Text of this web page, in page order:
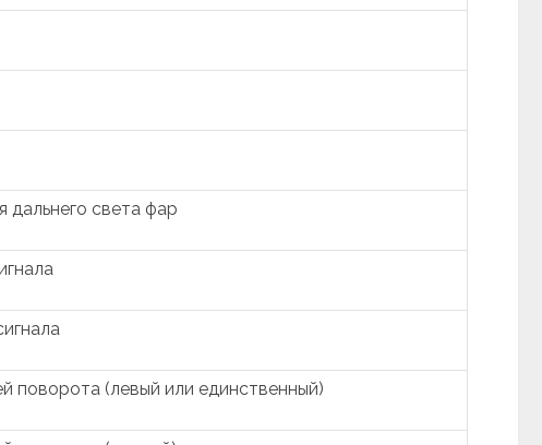
дальнего света фар
поворота (левый или единственный)